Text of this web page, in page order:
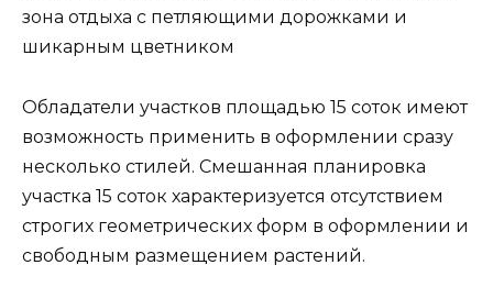
зона отдыха с петляющими дорожками и
шикарным цветником
Обладатели участков площадью 15 соток имеют
возможность применить в оформлении сразу
несколько стилей. Смешанная планировка
участка 15 соток характеризуется отсутствием
строгих геометрических форм в оформлении и
свободным размещением растений.